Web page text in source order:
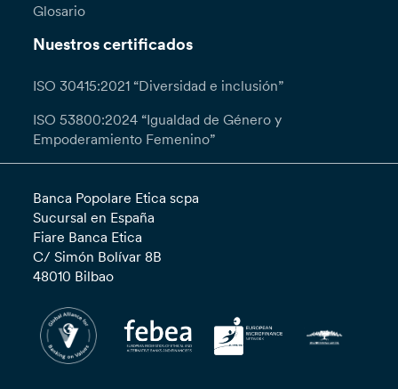
Glosario
Nuestros certificados
ISO 30415:2021 “Diversidad e inclusión”
ISO 53800:2024 “Igualdad de Género y
Empoderamiento Femenino”
Banca Popolare Etica scpa
Sucursal en España
Fiare Banca Etica
C/ Simón Bolívar 8B
48010 Bilbao